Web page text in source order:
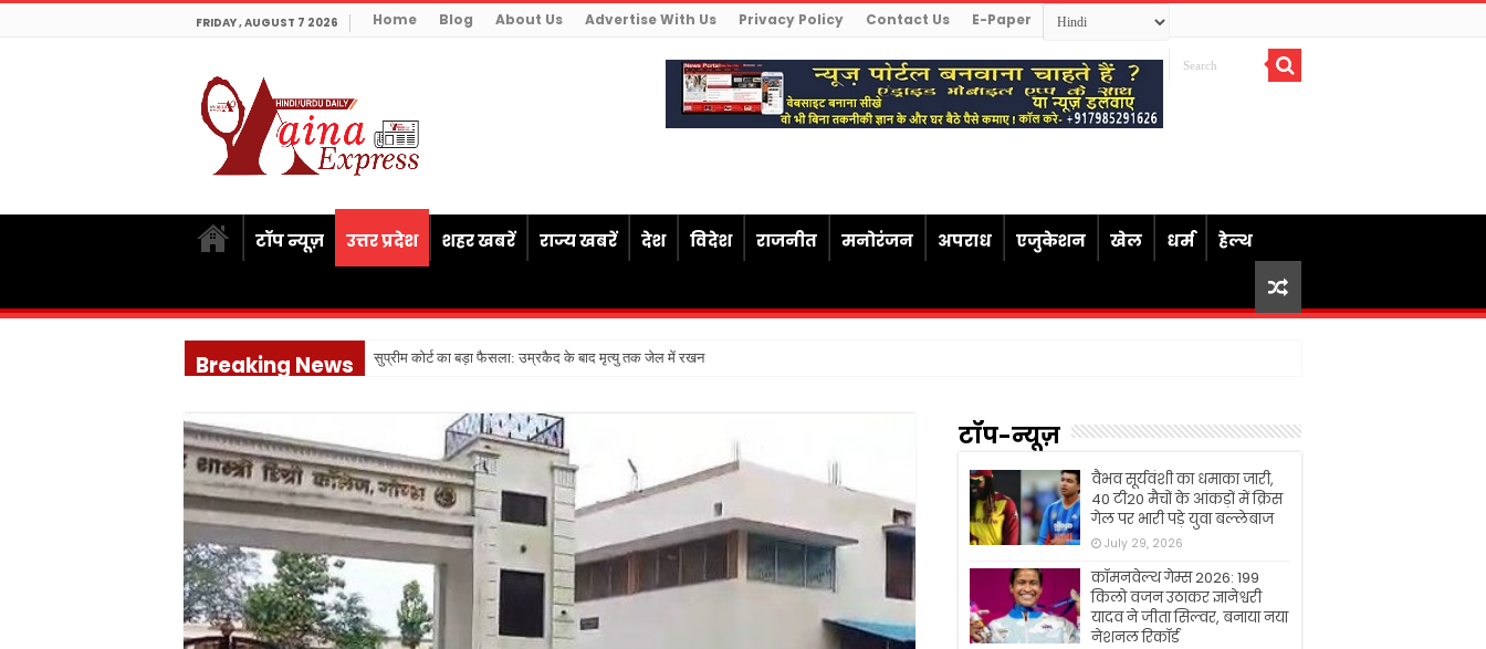
FRIDAY , AUGUST 7 2026 Home Blog About Us Advertise With Us Privacy Policy Contact Us E-Paper
टॉप न्यूज़ उत्तर प्रदेश शहर खबरें राज्य खबरें देश विदेश राजनीत मनोरंजन अपराध एजुकेशन खेल धर्म हेल्थ
Breaking News सुप्रीम कोर्ट का बड़ा फैसला: उम्रकैद के बाद मृत्यु तक जेल में रखने की सजा संविधान के अनुरू
टॉप-न्यूज़
वैभव सूर्यवंशी का धमाका जारी,
40 टी20 मैचों के आंकड़ों में क्रिस
गेल पर भारी पड़े युवा बल्लेबाज
July 29, 2026
कॉमनवेल्थ गेम्स 2026: 199
किलो वजन उठाकर ज्ञानेश्वरी
यादव ने जीता सिल्वर, बनाया नया
नेशनल रिकॉर्ड